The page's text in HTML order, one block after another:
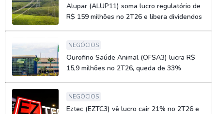
Alupar (ALUP11) soma lucro regulatório de
R$ 159 milhões no 2T26 e libera dividendos
NEGÓCIOS
Ourofino Saúde Animal (OFSA3) lucra R$
15,9 milhões no 2T26, queda de 33%
NEGÓCIOS
Eztec (EZTC3) vê lucro cair 21% no 2T26 e